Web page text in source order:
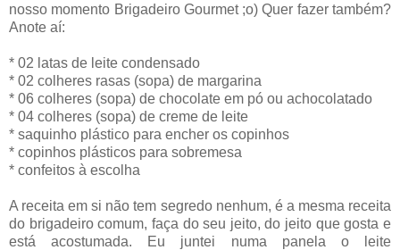
nosso momento Brigadeiro Gourmet ;o) Quer fazer também?
Anote aí:
* 02 latas de leite condensado
* 02 colheres rasas (sopa) de margarina
* 06 colheres (sopa) de chocolate em pó ou achocolatado
* 04 colheres (sopa) de creme de leite
* saquinho plástico para encher os copinhos
* copinhos plásticos para sobremesa
* confeitos à escolha
A receita em si não tem segredo nenhum, é a mesma receita
do brigadeiro comum, faça do seu jeito, do jeito que gosta e
está acostumada. Eu juntei numa panela o leite